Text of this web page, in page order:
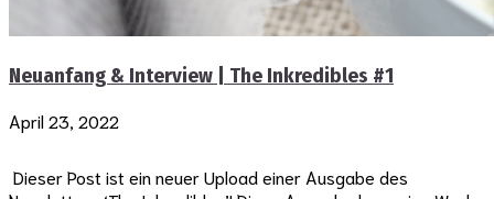
Neuanfang & Interview | The Inkredibles #1
April 23, 2022
Dieser Post ist ein neuer Upload einer Ausgabe des